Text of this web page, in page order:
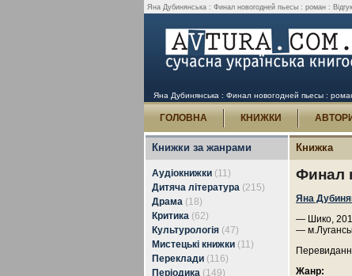
Яна Дубинянська : Финал новогодней пьесы : роман :
Яна Дубинянська : Финал новогодней пьесы : роман
ГОЛОВНА КНИЖКИ
Книжки за жанрами
Аудіокнижки (11)
Дитяча література (215)
Драма (18)
Критика (62)
Культурологія (47)
Мистецькі книжки (11)
Переклади (116)
Періодика (149)
Книжка
Финал
Яна
— Шико,
—
Жанр: